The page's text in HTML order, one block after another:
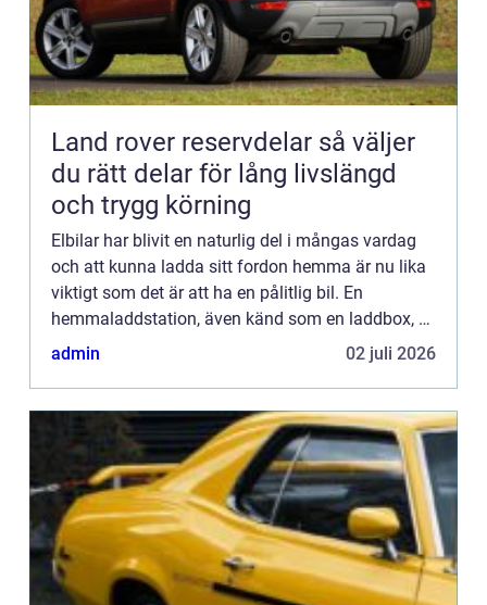
Land rover reservdelar så väljer
du rätt delar för lång livslängd
och trygg körning
Elbilar har blivit en naturlig del i mångas vardag
och att kunna ladda sitt fordon hemma är nu lika
viktigt som det är att ha en pålitlig bil. En
hemmaladdstation, även känd som en laddbox, är
en viktig investerin...
admin 02 juli 2026